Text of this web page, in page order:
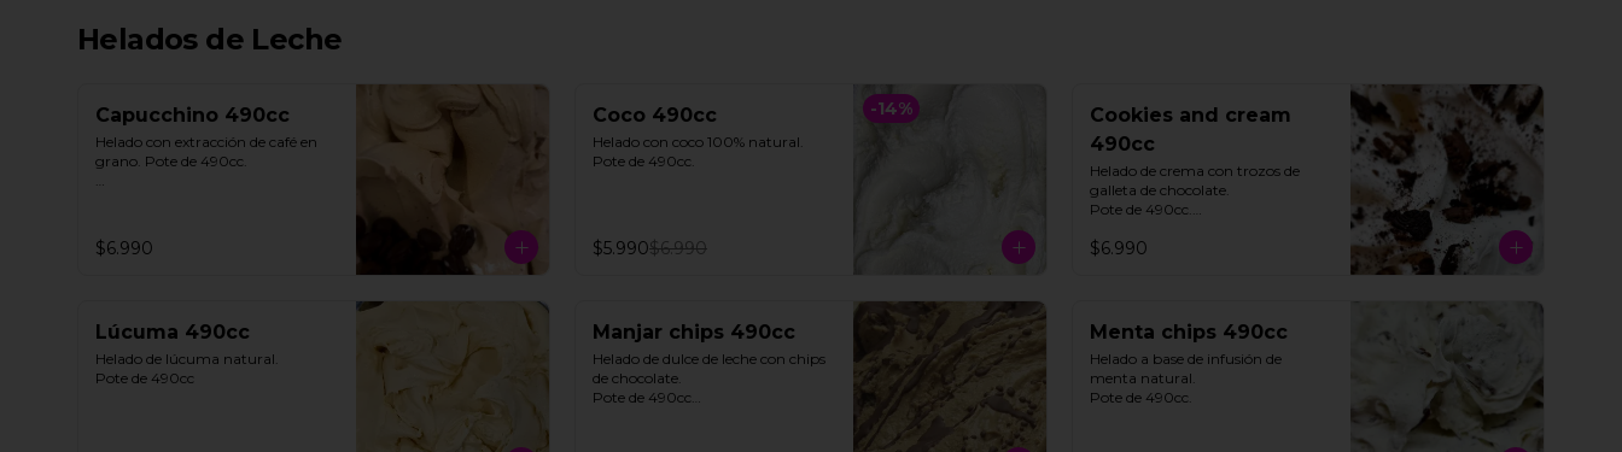
excepción de la lúcuma"
Helados de Leche
Capucchino 490cc
Helado con extracción de café en
grano. Pote de 490cc.
$6.990
-14%
Coco 490cc
Helado con coco 100% natural.
Pote de 490cc.
$5.990$6.990
Cookies and cream
490cc
Helado de crema con trozos de
galleta de chocolate.
Pote de 490cc.
**FOTO REFERENCIAL**
$6.990
Lúcuma 490cc
Helado de lúcuma natural.
Pote de 490cc
Manjar chips 490cc
Helado de dulce de leche con chips
de chocolate.
Pote de 490cc
Menta chips 490cc
Helado a base de infusión de
menta natural.
Pote de 490cc.